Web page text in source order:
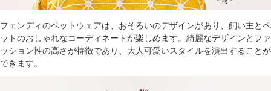
フェンディのペットウェアは、おそろいのデザインがあり、飼い主とペ
ットのおしゃれなコーディネートが楽しめます。綺麗なデザインとファ
ッション性の高さが特徴であり、大人可愛いスタイルを演出することが
できます。